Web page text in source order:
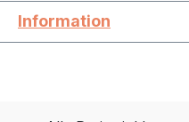
Information